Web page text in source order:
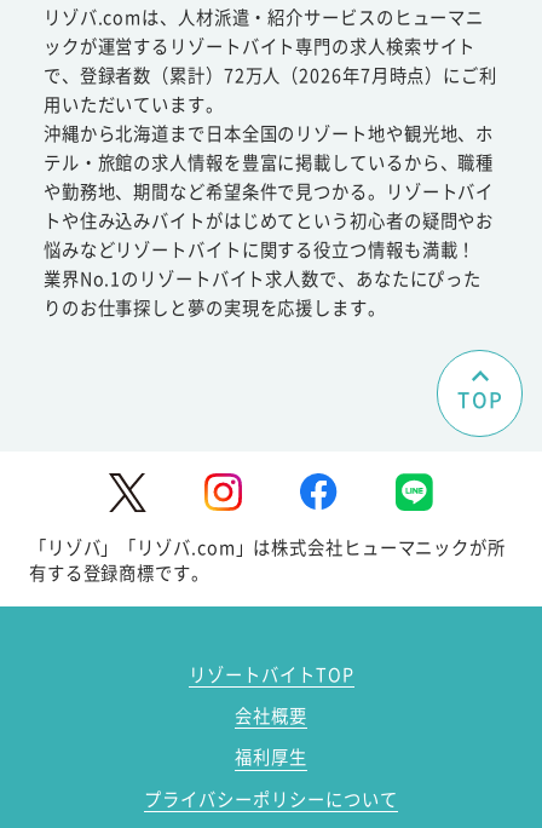
リゾバ.comは、人材派遣・紹介サービスのヒューマニ
ックが運営するリゾートバイト専門の求人検索サイト
で、登録者数（累計）72万人（2026年7月時点）にご利
用いただいています。
沖縄から北海道まで日本全国のリゾート地や観光地、ホ
テル・旅館の求人情報を豊富に掲載しているから、職種
や勤務地、期間など希望条件で見つかる。リゾートバイ
トや住み込みバイトがはじめてという初心者の疑問やお
悩みなどリゾートバイトに関する役立つ情報も満載！
業界No.1のリゾートバイト求人数で、あなたにぴった
りのお仕事探しと夢の実現を応援します。
TOP
「リゾバ」「リゾバ.com」は株式会社ヒューマニックが所
有する登録商標です。
リゾートバイトTOP
会社概要
福利厚生
プライバシーポリシーについて